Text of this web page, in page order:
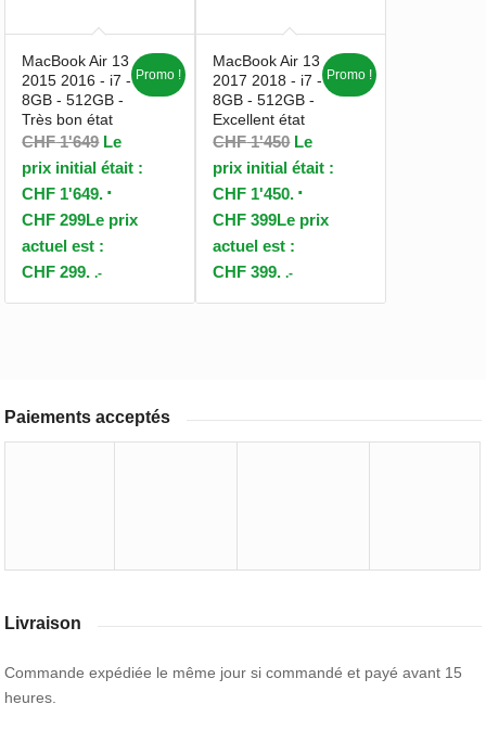
MacBook Air 13
2015 2016 - i7 -
8GB - 512GB -
Très bon état
CHF1'649 Le
prix initial était :
CHF 1'649.
CHF 299Le prix
actuel est :
CHF 299. .-
Promo !
MacBook Air 13
2017 2018 - i7 -
8GB - 512GB -
Excellent état
CHF1'450 Le
prix initial était :
CHF 1'450.
CHF 399Le prix
actuel est :
CHF 399. .-
Promo !
Paiements acceptés
Livraison
Commande expédiée le même jour si commandé et payé avant 15
heures.